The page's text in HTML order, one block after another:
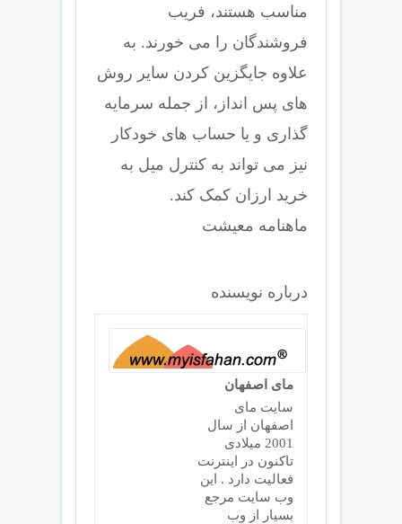
مناسب هستند، فریب
فروشندگان را می خورند. به
علاوه جایگزین کردن سایر روش
های پس انداز، از جمله سرمایه
گذاری و یا حساب های خودکار
نیز می تواند به کنترل میل به
خرید ارزان کمک کند.
ماهنامه معیشت
درباره نویسنده
مای اصفهان
سایت مای
اصفهان از سال
2001 میلادی
تاکنون در اینترنت
فعالیت دارد . این
وب سایت مرجع
بسیار از وب